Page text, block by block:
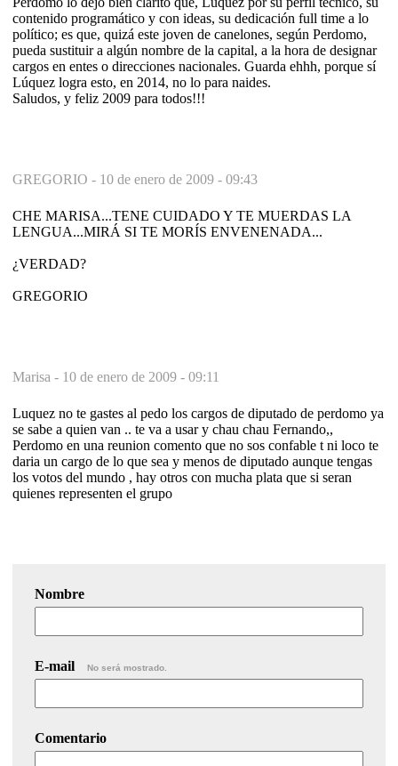
contenido programático y con ideas, su dedicación full time a lo
político; es que, quizá este joven de canelones, según Perdomo,
pueda sustituir a algún nombre de la capital, a la hora de designar
cargos en entes o direcciones nacionales. Guarda ehhh, porque sí
Lúquez logra esto, en 2014, no lo para naides.
Saludos, y feliz 2009 para todos!!!
GREGORIO - 10 de enero de 2009 - 09:43
CHE MARISA...TENE CUIDADO Y TE MUERDAS LA
LENGUA...MIRÁ SI TE MORÍS ENVENENADA...
¿VERDAD?
GREGORIO
Marisa - 10 de enero de 2009 - 09:11
Luquez no te gastes al pedo los cargos de diputado de perdomo ya
se sabe a quien van .. te va a usar y chau chau Fernando,,
Perdomo en una reunion comento que no sos confable t ni loco te
daria un cargo de lo que sea y menos de diputado aunque tengas
los votos del mundo , hay otros con mucha plata que si seran
quienes representen el grupo
Nombre
E-mail No será mostrado.
Comentario